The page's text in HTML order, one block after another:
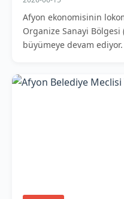
Afyon ekonomisinin
Organize Sanayi Bölgesi
büyümeye devam